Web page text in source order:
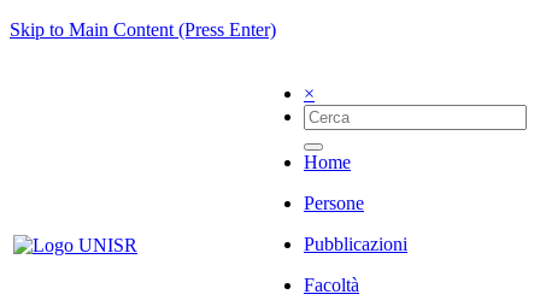
Skip to Main Content (Press Enter)
×
Home
Persone
Pubblicazioni
Facoltà